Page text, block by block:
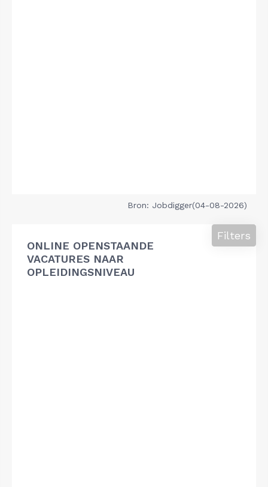
Bron: Jobdigger(04-08-2026)
ONLINE OPENSTAANDE
VACATURES NAAR
OPLEIDINGSNIVEAU
Filters